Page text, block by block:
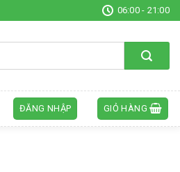
06:00 - 21:00
ĐĂNG NHẬP GIỎ HÀNG